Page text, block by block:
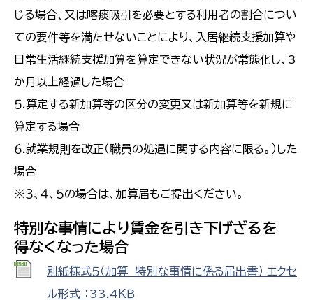
じる場合、又は喀痰吸引を必要とする利用者の割合につい
ての要件等を満たせないことにより、入居継続支援加算や
日常生活継続支援加算を算定できない状況が常態化し、3
か月以上経過した場合
５.算定する新加算等の区分の変更又は新加算等を新規に
算定する場合
６.就業規則を改正（職員の処遇に関する内容に限る。）した
場合
※３、４、５の場合は、加算届もご提出ください。
特別な事情により賃金を引き下げざるを
得なくなった場合
別紙様式５（加算 特別な事情に係る届出書） エクセ
ル形式 ：33.4ＫＢ